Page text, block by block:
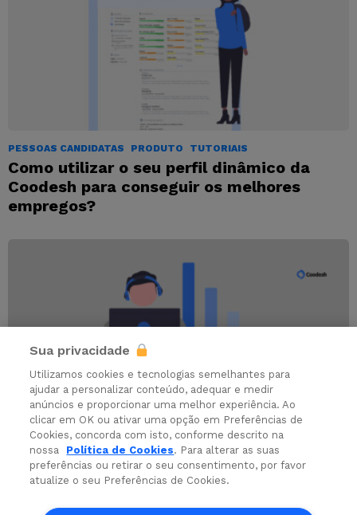
PESSOAS CANDIDATAS PRODUTO TUTORIAIS
Como utilizar o seu perfil dinâmico da
Coodesh para conseguir os melhores
empregos?
RECRUTAMENTO RH TECH
Como contratar e recrutar Desenvolvedor
Sênior
Sua privacidade
Utilizamos cookies e tecnologias semelhantes para
ajudar a personalizar conteúdo, adequar e medir
anúncios e proporcionar uma melhor experiência. Ao
clicar em OK ou ativar uma opção em Preferências de
Cookies, concorda com isto, conforme descrito na
nossa
Política de Cookies. Para alterar as suas
preferências ou retirar o seu consentimento, por favor
atualize o seu Preferências de Cookies.